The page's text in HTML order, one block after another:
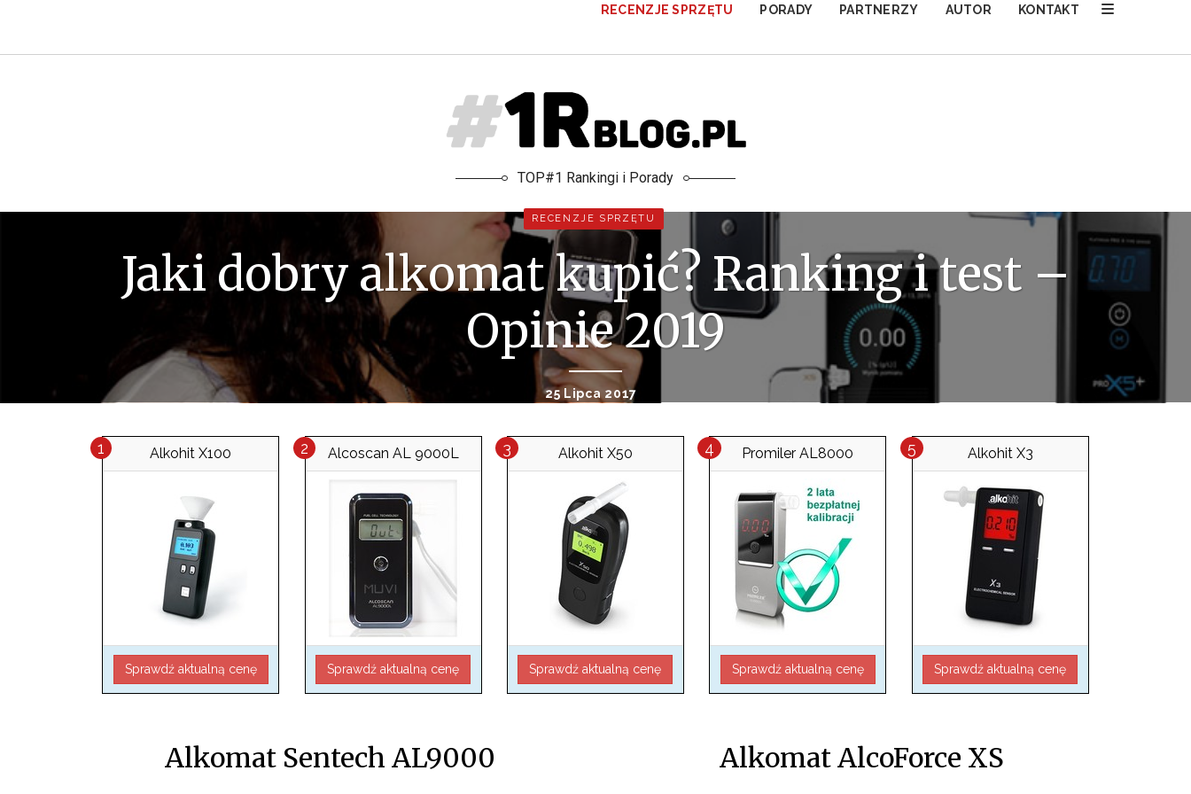
RECENZJE SPRZĘTU PORADY PARTNERZY AUTOR KONTAKT
TOP#1 Rankingi i Porady
RECENZJE SPRZĘTU
Jaki dobry alkomat kupić? Ranking i test –
Opinie 2019
25 Lipca 2017
Alkohit X100
Sprawdź aktualną cenę
Alcoscan AL 9000L
Sprawdź aktualną cenę
Alkohit X50
Sprawdź aktualną cenę
Promiler AL8000
Sprawdź aktualną cenę
Alkohit X3
Sprawdź aktualną cenę
Alkomat Sentech AL9000 Alkomat AlcoForce XS